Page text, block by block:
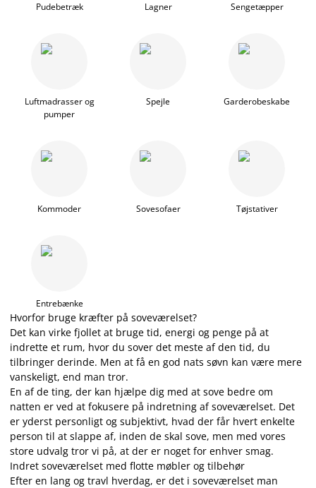
Pudebetræk Lagner Sengetæpper
Luftmadrasser og
pumper
Spejle Garderobeskabe
Kommoder Sovesofaer Tøjstativer
Entrebænke
Hvorfor bruge kræfter på soveværelset?
Det kan virke fjollet at bruge tid, energi og penge på at
indrette et rum, hvor du sover det meste af den tid, du
tilbringer derinde. Men at få en god nats søvn kan være mere
vanskeligt, end man tror.
En af de ting, der kan hjælpe dig med at sove bedre om
natten er ved at fokusere på indretning af soveværelset. Det
er yderst personligt og subjektivt, hvad der får hvert enkelte
person til at slappe af, inden de skal sove, men med vores
store udvalg tror vi på, at der er noget for enhver smag.
Indret soveværelset med flotte møbler og tilbehør
Efter en lang og travl hverdag, er det i soveværelset man